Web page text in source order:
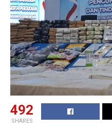
492
SHARES